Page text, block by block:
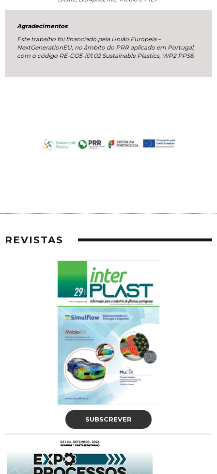
Agradecimentos
Este trabalho foi financiado pela União Europeia –
NextGenerationEU, no âmbito do PRR aplicado em Portugal,
com o código RE-CO5-i01.02 Sustainable Plastics, WP2 PPS6.
REVISTAS
SUBSCREVER